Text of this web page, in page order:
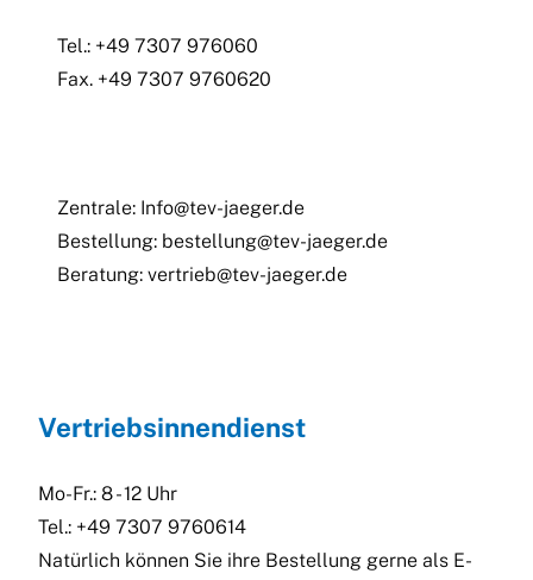
Tel.: +49 7307 976060
Fax. +49 7307 9760620
Zentrale: Info@tev-jaeger.de
Bestellung: bestellung@tev-jaeger.de
Beratung: vertrieb@tev-jaeger.de
Vertriebsinnendienst
Mo-Fr.: 8 - 12 Uhr
Tel.: +49 7307 9760614
Natürlich können Sie ihre Bestellung gerne als E-